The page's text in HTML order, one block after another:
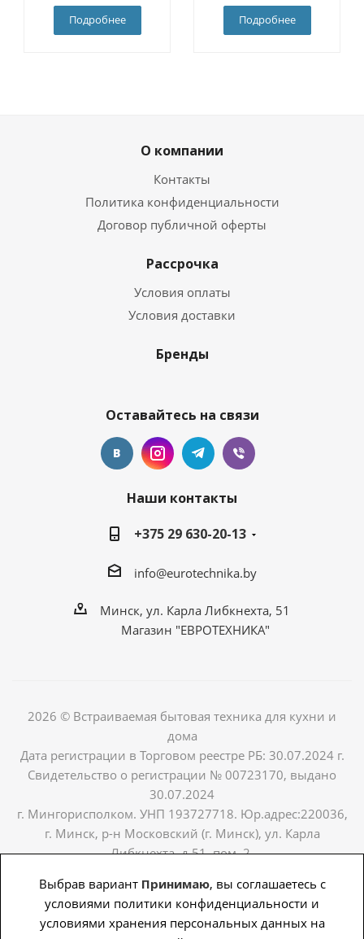
Выбрав вариант Принимаю, вы соглашаетесь с
условиями политики конфиденциальности и
условиями хранения персональных данных на
Подробнее Подробнее
О компании
Контакты
Политика конфиденциальности
Договор публичной оферты
Рассрочка
Условия оплаты
Условия доставки
Бренды
Оставайтесь на связи
Наши контакты
+375 29 630-20-13
info@eurotechnika.by
Минск, ул. Карла Либкнехта, 51
Магазин "ЕВРОТЕХНИКА"
2026 © Встраиваемая бытовая техника для кухни и
дома
Дата регистрации в Торговом реестре РБ: 30.07.2024 г.
Свидетельство о регистрации № 00723170, выдано
30.07.2024
г. Мингорисполком. УНП 193727718. Юр.адрес:220036,
г. Минск, р-н Московский (г. Минск), ул. Карла
Либкнехта, д.51, пом. 2.
Продвижение сайта - PingWin.by
Быстро с 1С-Битрикс